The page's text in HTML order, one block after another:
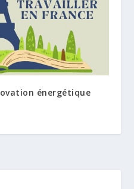
énergétique